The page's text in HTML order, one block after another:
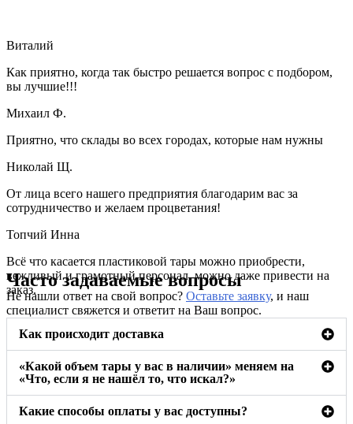
Виталий
Как приятно, когда так быстро решается вопрос с подбором,
вы лучшие!!!
Михаил Ф.
Приятно, что склады во всех городах, которые нам нужны
Николай Щ.
От лица всего нашего предприятия благодарим вас за
сотрудничество и желаем процветания!
Топчий Инна
Всё что касается пластиковой тары можно приобрести,
вежливый и грамотный персонал, можно даже привести на
заказ.
Часто задаваемые вопросы
Не нашли ответ на свой вопрос? Оставьте заявку, и наш
специалист свяжется и ответит на Ваш вопрос.
Как происходит доставка
«Какой объем тары у вас в наличии» меняем на
«Что, если я не нашёл то, что искал?»
Какие способы оплаты у вас доступны?